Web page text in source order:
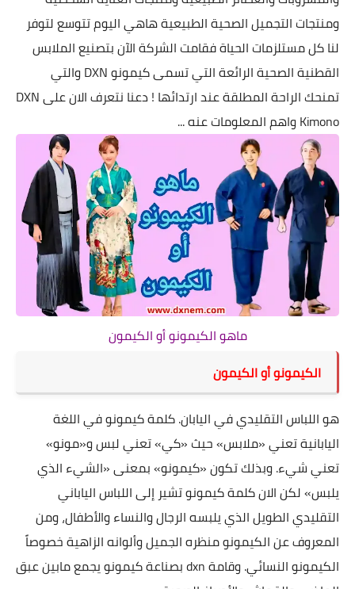
ومنتجات التجميل الصحية الطبيعية هاهي اليوم تتوسع لتوفر
لنا كل مستلزمات الحياة فقامت الشركة الآن بتصنيع الملابس
القطنية الصحية الرائعة التي تسمى كيمونو DXN والتي
تمنحك الراحة المطلقة عند ارتدائها ! دعنا نتعرف الان على DXN
Kimono واهم المعلومات عنه ...
ماهو الكيمونو أو الكيمون
الكيمونو أو الكيمون
هو اللباس التقليدي في اليابان. كلمة كيمونو في اللغة
اليابانية تعني «ملابس» حيث «كي» تعني لبس و«مونو»
تعني شيء. وبذلك تكون «كيمونو» بمعنى «الشيء الذي
يلبس» لكن الان كلمة كيمونو تشير إلى اللباس الياباني
التقليدي الطويل الذي يلبسه الرجال والنساء والأطفال، ومن
المعروف عن الكيمونو منظره الجميل وألوانه الزاهية خصوصاً
الكيمونو النسائي. وقامة dxn بصناعة كيمونو يجمع مابين عبق